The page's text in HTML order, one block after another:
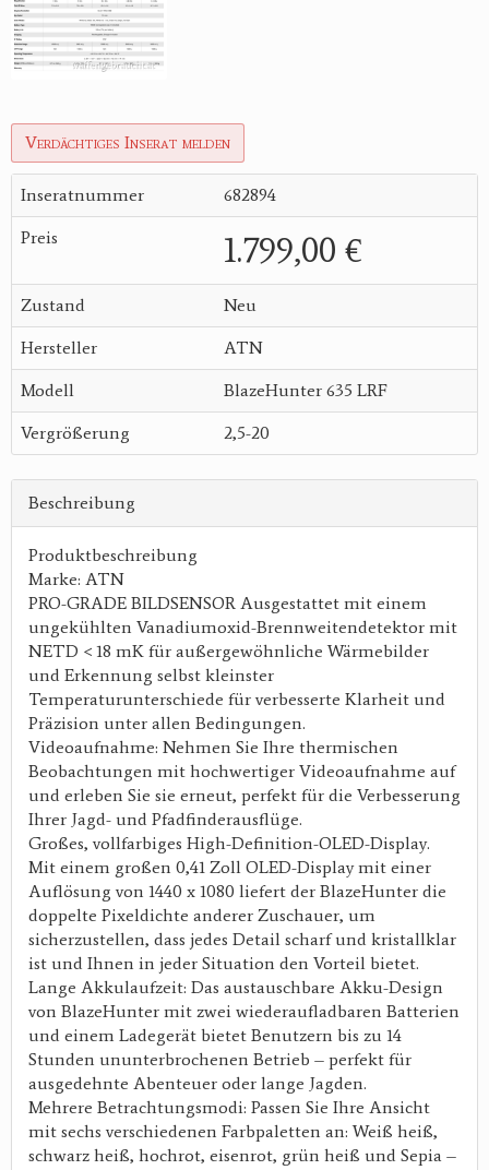
Verdächtiges Inserat melden
Inseratnummer 682894
Preis 1.799,00 €
Zustand Neu
Hersteller ATN
Modell BlazeHunter 635 LRF
Vergrößerung 2,5-20
Beschreibung
Produktbeschreibung
Marke: ATN
PRO-GRADE BILDSENSOR Ausgestattet mit einem
ungekühlten Vanadiumoxid-Brennweitendetektor mit
NETD < 18 mK für außergewöhnliche Wärmebilder
und Erkennung selbst kleinster
Temperaturunterschiede für verbesserte Klarheit und
Präzision unter allen Bedingungen.
Videoaufnahme: Nehmen Sie Ihre thermischen
Beobachtungen mit hochwertiger Videoaufnahme auf
und erleben Sie sie erneut, perfekt für die Verbesserung
Ihrer Jagd- und Pfadfinderausflüge.
Großes, vollfarbiges High-Definition-OLED-Display.
Mit einem großen 0,41 Zoll OLED-Display mit einer
Auflösung von 1440 x 1080 liefert der BlazeHunter die
doppelte Pixeldichte anderer Zuschauer, um
sicherzustellen, dass jedes Detail scharf und kristallklar
ist und Ihnen in jeder Situation den Vorteil bietet.
Lange Akkulaufzeit: Das austauschbare Akku-Design
von BlazeHunter mit zwei wiederaufladbaren Batterien
und einem Ladegerät bietet Benutzern bis zu 14
Stunden ununterbrochenen Betrieb – perfekt für
ausgedehnte Abenteuer oder lange Jagden.
Mehrere Betrachtungsmodi: Passen Sie Ihre Ansicht
mit sechs verschiedenen Farbpaletten an: Weiß heiß,
schwarz heiß, hochrot, eisenrot, grün heiß und Sepia –